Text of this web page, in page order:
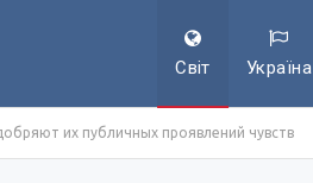
Світ Україна
их публичных проявлений чувств